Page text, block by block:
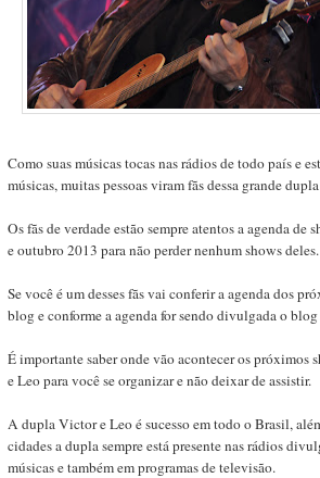
Como suas músicas tocas nas rádios de todo país e
músicas, muitas pessoas viram fãs dessa grande
Os fãs de verdade estão sempre atentos a agenda de
e outubro 2013 para não perder nenhum shows deles.
Se você é um desses fãs vai conferir a agenda dos
blog e conforme a agenda for sendo divulgada o
É importante saber onde vão acontecer os próximos
e Leo para você se organizar e não deixar de assistir.
A dupla Victor e Leo é sucesso em todo o Brasil,
cidades a dupla sempre está presente nas rádios
músicas e também em programas de televisão.